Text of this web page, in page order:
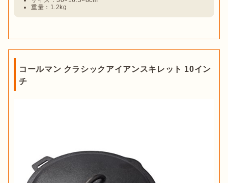
重量：1.2kg
コールマン クラシックアイアンスキレット 10イン
チ